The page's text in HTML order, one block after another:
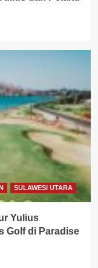
SULAWESI UTARA
Yulius
Golf di Paradise